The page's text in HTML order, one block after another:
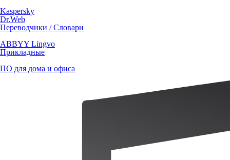
Kaspersky
Dr.Web
Переводчики / Словари
ABBYY Lingvo
Прикладные
ПО для дома и офиса